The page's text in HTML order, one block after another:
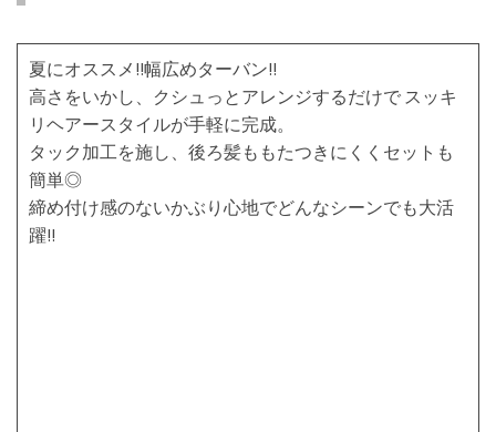
夏にオススメ!!幅広めターバン!!
高さをいかし、クシュっとアレンジするだけで スッキ
リヘアースタイルが手軽に完成。
タック加工を施し、後ろ髪ももたつきにくくセットも
簡単◎
締め付け感のないかぶり心地でどんなシーンでも大活
躍!!